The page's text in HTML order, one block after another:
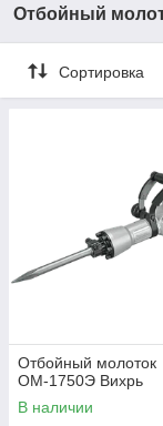
Отбойный
Сортировка
Отбойный молоток
ОМ-1750Э Вихрь
В наличии